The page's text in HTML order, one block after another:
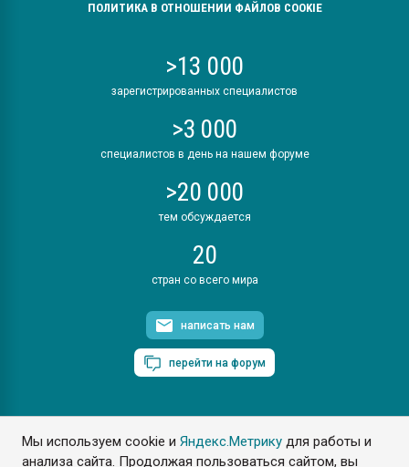
Мы используем cookie иЯндекс.Метрику для работы и
анализа сайта. Продолжая пользоваться сайтом, вы
ПОЛИТИКА В ОТНОШЕНИИ ФАЙЛОВ COOKIE
>13 000
зарегистрированных специалистов
>3 000
специалистов в день на нашем форуме
>20 000
тем обсуждается
20
стран со всего мира
написать нам
перейти на форум
ПластЭксперт © 2006. Все права защищены
Разрешается копирование материалов сайта с обязательной